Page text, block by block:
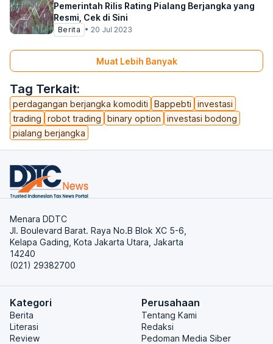
Tag Terkait:
perdagangan berjangka komoditi Bappebti
investasi
trading
robot trading binary option
investasi bodong
pialang berjangka
Pemerintah Rilis Rating Pialang Berjangka yang
Resmi, Cek di Sini
Berita • 20 Jul 2023
Muat Lebih Banyak
Menara DDTC
Jl. Boulevard Barat. Raya No.B Blok XC 5-6,
Kelapa Gading, Kota Jakarta Utara, Jakarta
14240
(021) 29382700
Kategori
Berita
Literasi
Review
Perusahaan
Tentang Kami
Redaksi
Pedoman Media Siber